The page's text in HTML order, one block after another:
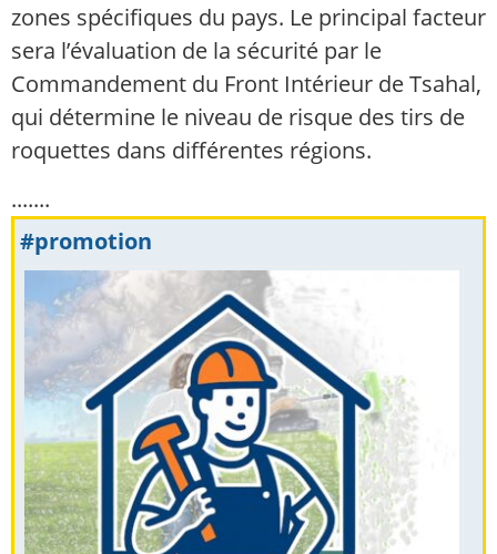
zones spécifiques du pays. Le principal facteur
sera l’évaluation de la sécurité par le
Commandement du Front Intérieur de Tsahal,
qui détermine le niveau de risque des tirs de
roquettes dans différentes régions.
.......
#promotion